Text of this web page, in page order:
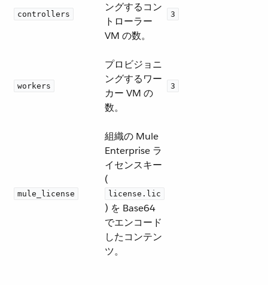
controllers
ングするコン
トローラー
VM の数。
3
workers
プロビジョニ
ングするワー
カー VM の
数。
3
mule_license
組織の Mule
Enterprise ラ
イセンスキー
(​
license.lic
) を Base64
でエンコード
したコンテン
ツ。